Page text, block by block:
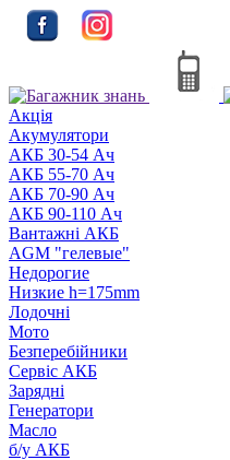
Акцiя
Акумулятори
АКБ 30-54 Ач
АКБ 55-70 Ач
АКБ 70-90 Ач
АКБ 90-110 Ач
Вантажні АКБ
AGM "гелевые"
Недорогие
Низкие h=175mm
Лодочні
Мото
Безперебійники
Сервiс АКБ
Зарядні
Генератори
Масло
б/у АКБ